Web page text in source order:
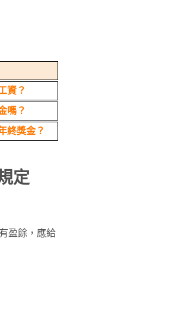
資？
嗎？
終獎金？
定
盈餘，應給